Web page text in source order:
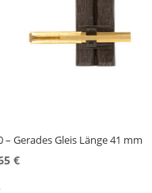
– Gerades Gleis Länge 41 mm
€Aktueller